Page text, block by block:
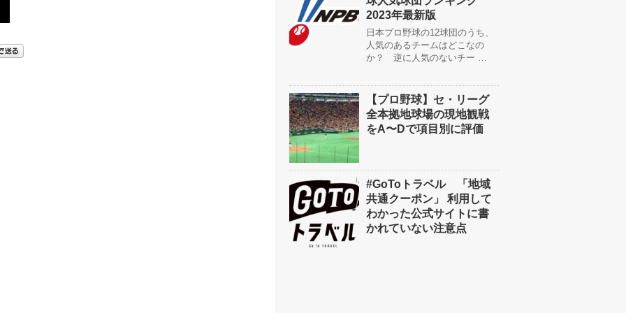
2023年最新版
日本プロ野球の12球団のうち、
人気のあるチームはどこなの
か？ 逆に人気のないチー …
【プロ野球】セ・リーグ
全本拠地球場の現地観戦
をA〜Dで項目別に評価
#GoToトラベル 「地域
共通クーポン」 利用して
わかった公式サイトに書
かれていない注意点